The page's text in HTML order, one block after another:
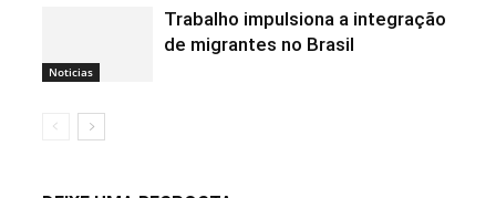
Noticias
Trabalho impulsiona a integração
de migrantes no Brasil